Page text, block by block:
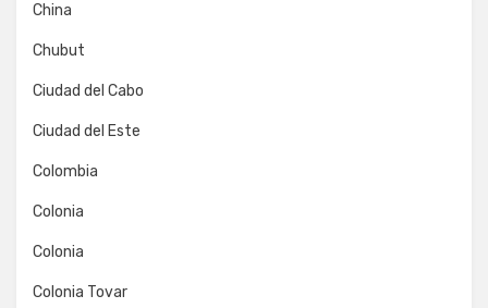
China
Chubut
Ciudad del Cabo
Ciudad del Este
Colombia
Colonia
Colonia
Colonia Tovar